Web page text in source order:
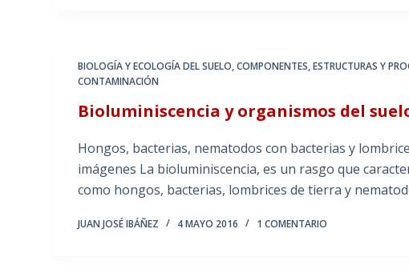
BIOLOGÍA Y ECOLOGÍA DEL SUELO,COMPONENTES, ESTRUCTURAS Y
CONTAMINACIÓN
Bioluminiscencia y organismos del
Hongos, bacterias, nematodos con bacterias y
imágenes La bioluminiscencia, es un rasgo que
como hongos, bacterias, lombrices de tierra y
JUAN JOSÉ IBÁÑEZ 4 MAYO 2016 1 COMENTARIO